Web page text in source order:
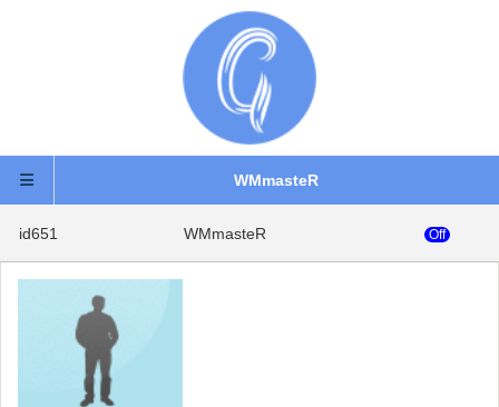
WMmasteR
id651 WMmasteR Off